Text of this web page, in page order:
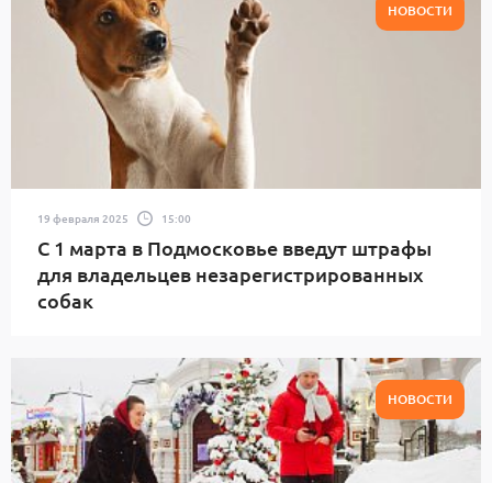
НОВОСТИ
19 февраля 2025 15:00
С 1 марта в Подмосковье введут штрафы
для владельцев незарегистрированных
собак
НОВОСТИ